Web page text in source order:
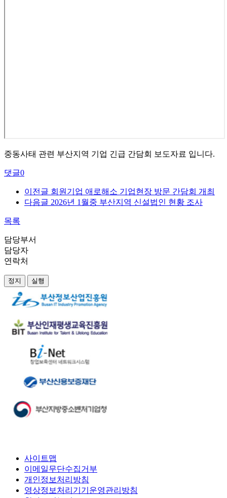
중동사태 관련 부산지역 기업 긴급 간담회 보도자료 입니다.
댓글0
이전글 회원기업 애로해소 기업현장 방문 간담회 개최
다음글 2026년 1월중 부산지역 신설법인 현황 조사
목록
담당부서
담당자
연락처
정지 실행
사이트맵
이메일무단수집거부
개인정보처리방침
영상정보처리기기운영관리방침